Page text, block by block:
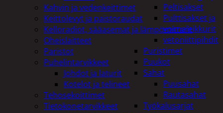
Peltisakset
Pulttisakset ja
voimaleikkurit
vetoniittipihdit
Puristimet
Puukot
Sahat
Puusahat
Rautasahat
Työkalusarjat
Kahvin ja vedenkeittimet
Keittolevyt ja paistoraudat
Kelloradiot, sääasemat ja lämpömittarit
Oheislaitteet
Paristot
Puhelintarvikkeet
Johdot ja laturit
Kotelot ja telineet
Tehosekoittimet
Tietokonetarvikkeet